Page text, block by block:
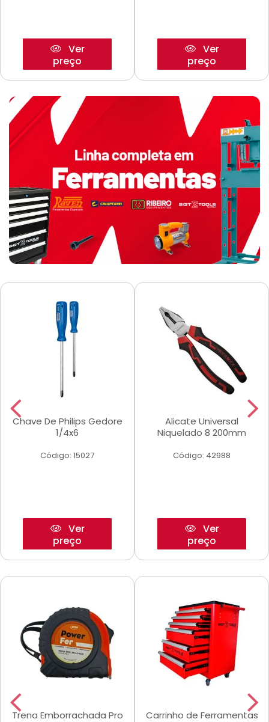
Ver
preço
Ver
preço
Chave De Philips Gedore
1/4x6
Código: 15027
Ver
preço
Alicate Universal
Niquelado 8 200mm
Código: 42988
Ver
preço
Trena Emborrachada Pro
Carrinho de Ferramentas